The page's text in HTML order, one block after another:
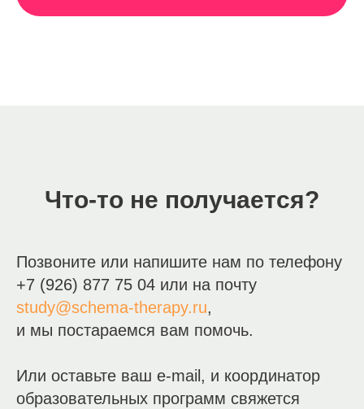
Что-то не получается?
Позвоните или напишите нам по телефону
+7 (926) 877 75 04 или на почту
study@schema-therapy.ru,
и мы постараемся вам помочь.
Или оставьте ваш e-mail, и координатор
образовательных программ свяжется